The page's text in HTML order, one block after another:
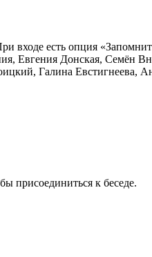
входе есть опция
, Евгения Донская, Семён
, Галина Евстигнеева,
присоединиться к беседе.